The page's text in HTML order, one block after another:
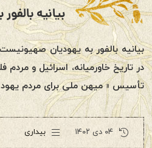
بیانیه بالفور به یهودیان
تأسیس « میهن ملی برای مردم
۰۴ دی ۱۴۰۲ بیداری